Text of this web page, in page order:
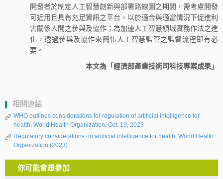
開發者於制定人工智慧創新與部署路線圖之期間，需考慮開發
可近用且具有充足資訊之平台，以於適合與適當情況下促進利
害關係人間之參與及協作；為加速人工智慧領域實務作法之進
化，透過參與及協作來簡化人工智慧監管之監督流程即有必
要。
本文為「經濟部產業技術司科技專案成果」
相關連結
WHO outlines considerations for regulation of artificial intelligence for
health, World Health Organization, Oct. 19, 2023
Regulatory considerations on artificial intelligence for health, World Health
Organization (2023)
你可能會想參加